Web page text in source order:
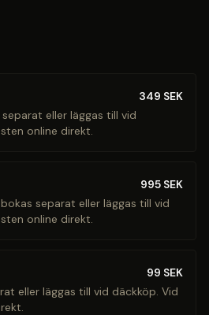
349 SEK
eller läggas till vid
online direkt.
995 SEK
separat eller läggas till vid
online direkt.
99 SEK
eller läggas till vid däckköp. Vid